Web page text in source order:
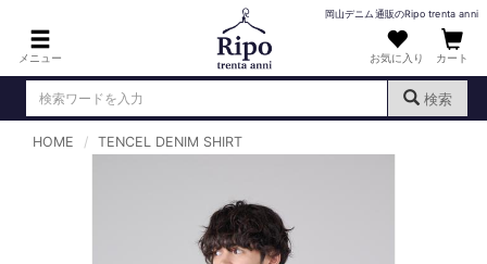
メニュー
岡山デニム通販のRipo trenta anni
お気に入り カート
検索
HOME TENCEL DENIM SHIRT